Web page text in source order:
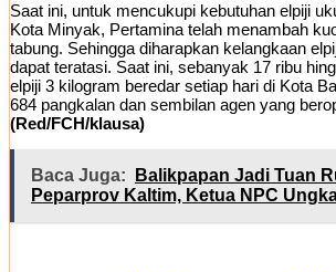
Saat ini, untuk mencukupi kebutuhan elpiji
Kota Minyak, Pertamina telah menambah
tabung. Sehingga diharapkan kelangkaan
dapat teratasi. Saat ini, sebanyak 17 ribu
elpiji 3 kilogram beredar setiap hari di Kota
684 pangkalan dan sembilan agen yang
(Red/FCH/klausa)
Baca Juga:
Balikpapan Jadi Tuan
Peparprov Kaltim, Ketua NPC